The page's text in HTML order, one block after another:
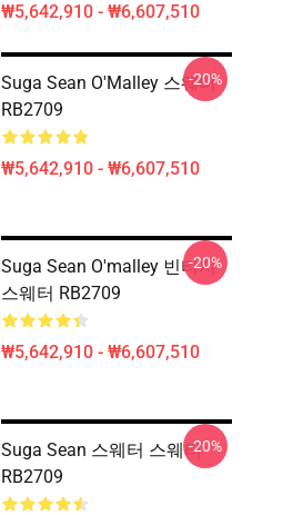
₩5,642,910 - ₩6,607,510
Suga Sean O'Malley 스웨터
RB2709
₩5,642,910 - ₩6,607,510
-20%
Suga Sean O'malley 빈티지
스웨터 RB2709
₩5,642,910 - ₩6,607,510
-20%
Suga Sean 스웨터 스웨터
RB2709
-20%